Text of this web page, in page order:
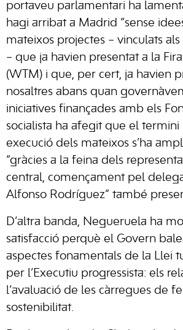
portaveu parlamentari ha
hagi arribat a Madrid “sense
mateixos projectes – vinculats
– que ja havien presentat a la
(WTM) i que, per cert, ja havien
nosaltres abans quan
iniciatives finançades amb els
socialista ha afegit que el termini
execució dels mateixos s’ha
“gràcies a la feina dels
central, començament pel
Alfonso Rodríguez” també
D’altra banda, Negueruela ha
satisfacció perquè el Govern
aspectes fonamentals de la Llei
per l’Executiu progressista: els
l’avaluació de les càrregues de
sostenibilitat.